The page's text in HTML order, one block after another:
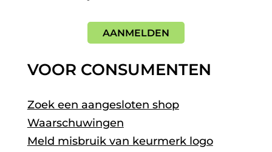
AANMELDEN
VOOR CONSUMENTEN
Zoek een aangesloten shop
Waarschuwingen
Meld misbruik van keurmerk logo